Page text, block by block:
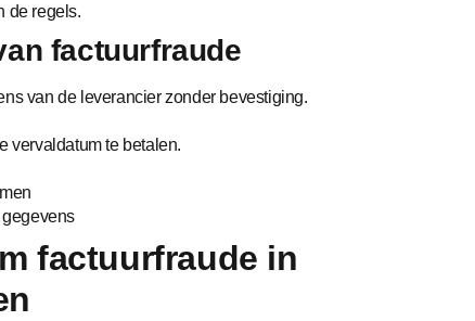
de regels.
factuurfraude
van de leverancier zonder bevestiging.
vervaldatum te betalen.
gegevens
factuurfraude in